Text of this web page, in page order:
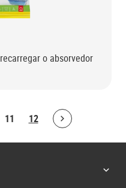
o absorvedor
11 12 Bolton.ArticleList.NextPage